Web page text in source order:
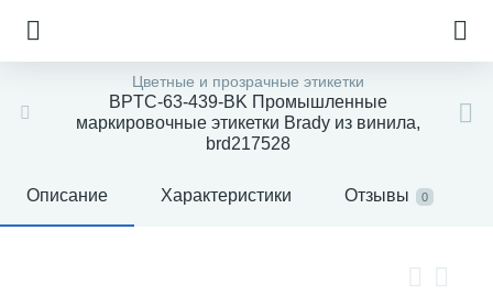
Цветные и прозрачные этикетки
BPTC-63-439-BK Промышленные
маркировочные этикетки Brady из винила,
brd217528
Описание Характеристики Отзывы 0